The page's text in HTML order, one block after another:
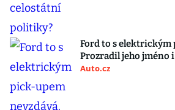
Ford to s elektrickým
Prozradil jeho
Auto.cz